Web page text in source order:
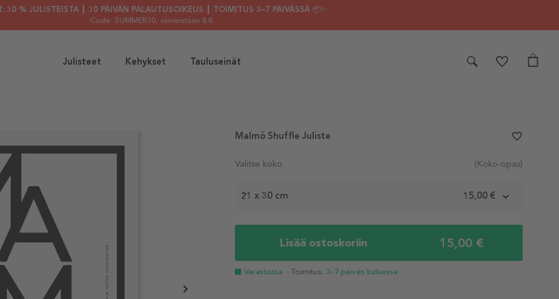
30 % JULISTEISTA ┃ 30 PÄIVÄN PALAUTUSOIKEUS ┃ TOIMITUS 2–7 PÄIVÄSSÄ 📦✨
Code: SUMMER30, viimeistään 8.8.
Julisteet Kehykset Tauluseinät
Valitse koko (Koko-opas)
21 x 30 cm 15,00 €
Lisää ostoskoriin 15,00 €
Varastossa - Toimitus: 3–7 päivän kuluessa
Malmö Shuffle Juliste favorite_border